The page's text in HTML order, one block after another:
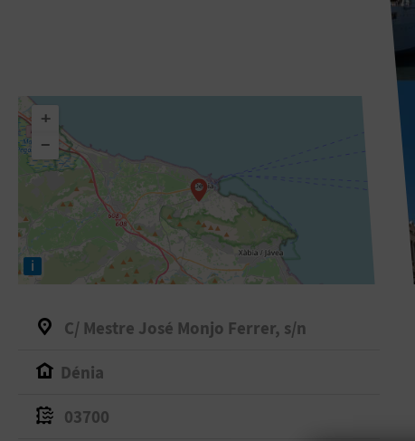
+
−
i
C/ Mestre José Monjo Ferrer, s/n
Dénia
03700